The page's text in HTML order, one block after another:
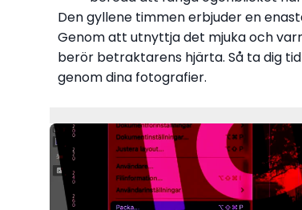
Den gyllene timmen erbjuder en
Genom att utnyttja det mjuka och
berör betraktarens hjärta. Så ta dig
genom dina fotografier.